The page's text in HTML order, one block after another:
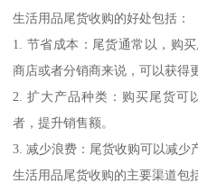
生活用品尾货收购的好处包括：
1. 节省成本：尾货通常以，购
商店或者分销商来说，可以获得
2. 扩大产品种类：购买尾货可
者，提升销售额。
3. 减少浪费：尾货收购可以减少
生活用品尾货收购的主要渠道包